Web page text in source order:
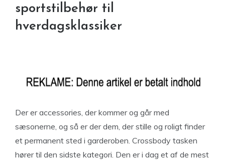
sportstilbehør til
hverdagsklassiker
Der er accessories, der kommer og går med
sæsonerne, og så er der dem, der stille og roligt finder
et permanent sted i garderoben. Crossbody tasken
hører til den sidste kategori. Den er i dag et af de mest